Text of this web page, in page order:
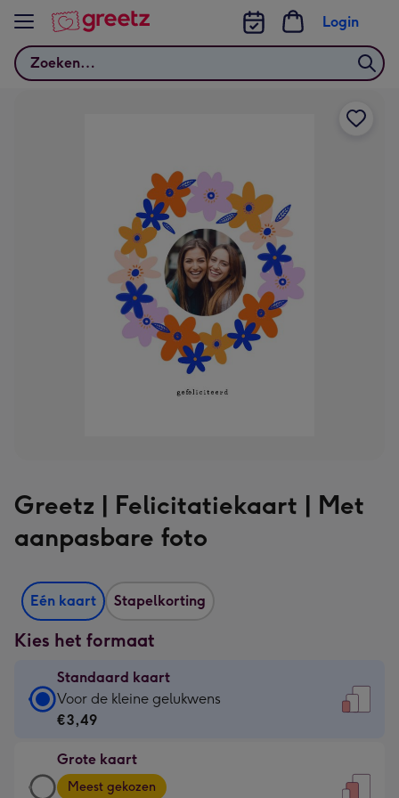
Bekijk meer
Zoeken
Login
Greetz | Felicitatiekaart | Met
aanpasbare foto
Eén kaart Stapelkorting
Kies het formaat
Standaard kaart
Standaard
kaart
€3,49
-
Voor de kleine gelukwens
€3,49
Grote kaart
Grote
Meest gekozen